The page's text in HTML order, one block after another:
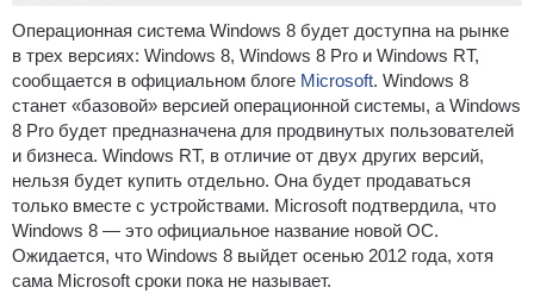
Операционная система Windows 8 будет доступна на рынке
в трех версиях: Windows 8, Windows 8 Pro и Windows RT,
сообщается в официальном блоге Microsoft. Windows 8
станет «базовой» версией операционной системы, а Windows
8 Pro будет предназначена для продвинутых пользователей
и бизнеса. Windows RT, в отличие от двух других версий,
нельзя будет купить отдельно. Она будет продаваться
только вместе с устройствами. Microsoft подтвердила, что
Windows 8 — это официальное название новой ОС.
Ожидается, что Windows 8 выйдет осенью 2012 года, хотя
сама Microsoft сроки пока не называет.